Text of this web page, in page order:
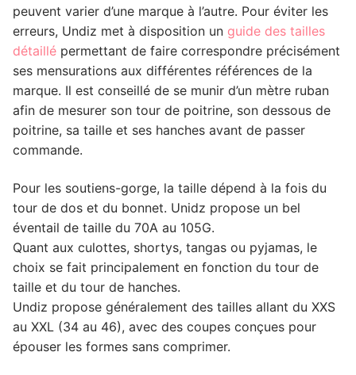
peuvent varier d’une marque à l’autre. Pour éviter les
erreurs, Undiz met à disposition un guide des tailles
détaillé permettant de faire correspondre précisément
ses mensurations aux différentes références de la
marque. Il est conseillé de se munir d’un mètre ruban
afin de mesurer son tour de poitrine, son dessous de
poitrine, sa taille et ses hanches avant de passer
commande.
Pour les soutiens-gorge, la taille dépend à la fois du
tour de dos et du bonnet. Unidz propose un bel
éventail de taille du 70A au 105G.
Quant aux culottes, shortys, tangas ou pyjamas, le
choix se fait principalement en fonction du tour de
taille et du tour de hanches.
Undiz propose généralement des tailles allant du XXS
au XXL (34 au 46), avec des coupes conçues pour
épouser les formes sans comprimer.